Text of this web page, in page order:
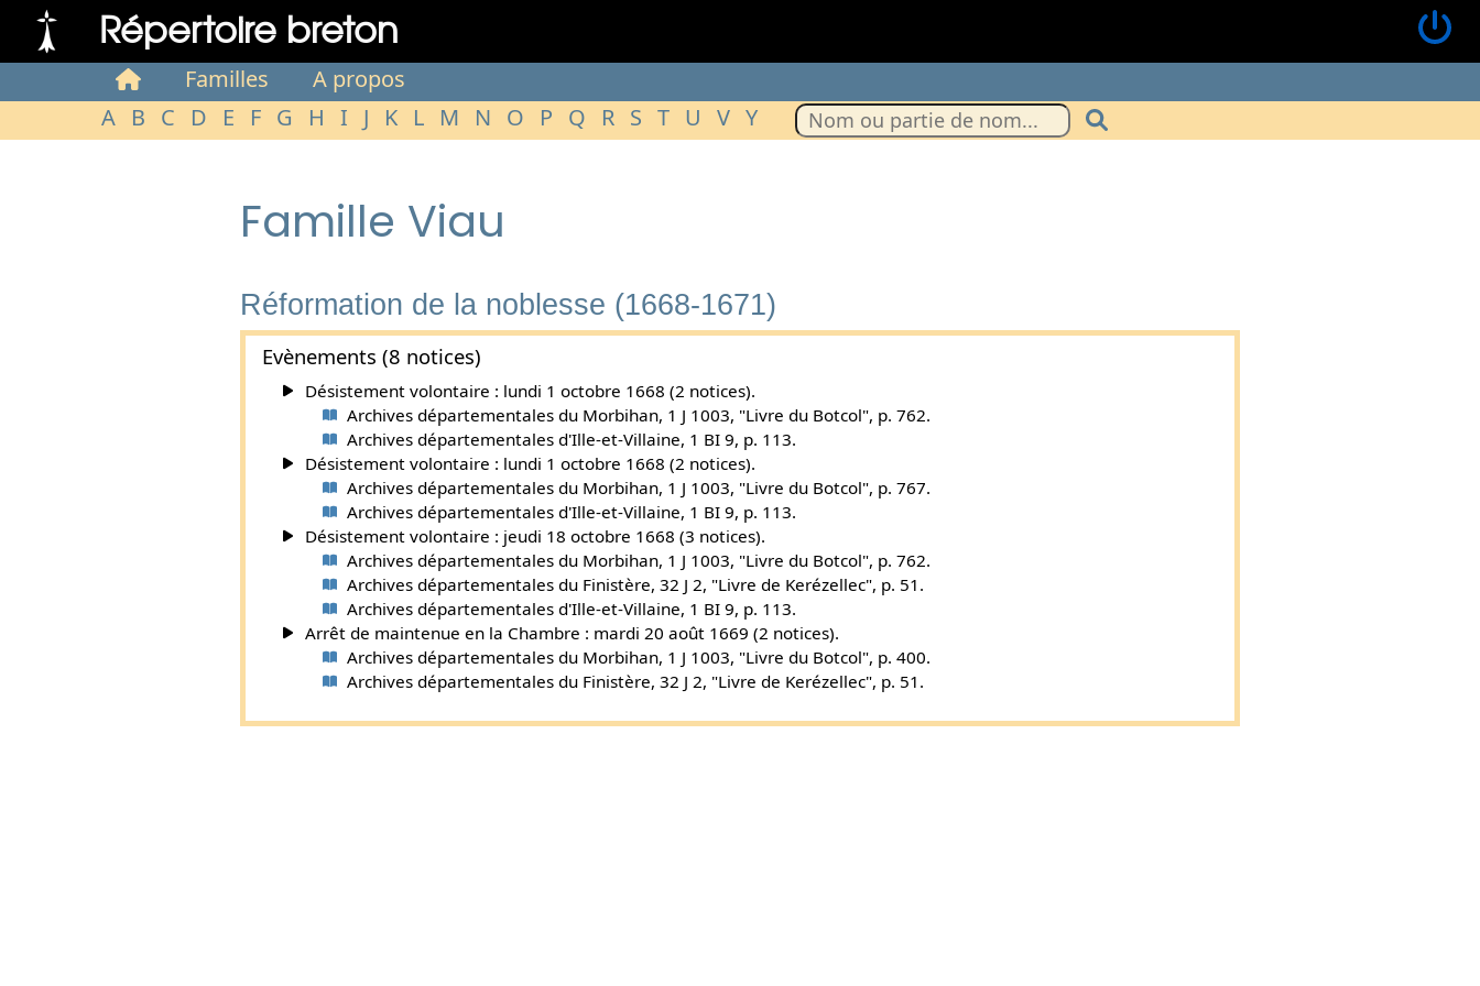
Répertoire breton
Familles
A propos
A B C D E F G H I J K L M N O P Q R S T U V Y
Famille Viau
Réformation de la noblesse (1668-1671)
Evènements (8 notices)
Désistement volontaire : lundi 1 octobre 1668 (2 notices).
Archives départementales du Morbihan, 1 J 1003, "Livre du Botcol", p. 762.
Archives départementales d'Ille-et-Villaine, 1 BI 9, p. 113.
Désistement volontaire : lundi 1 octobre 1668 (2 notices).
Archives départementales du Morbihan, 1 J 1003, "Livre du Botcol", p. 767.
Archives départementales d'Ille-et-Villaine, 1 BI 9, p. 113.
Désistement volontaire : jeudi 18 octobre 1668 (3 notices).
Archives départementales du Morbihan, 1 J 1003, "Livre du Botcol", p. 762.
Archives départementales du Finistère, 32 J 2, "Livre de Kerézellec", p. 51.
Archives départementales d'Ille-et-Villaine, 1 BI 9, p. 113.
Arrêt de maintenue en la Chambre : mardi 20 août 1669 (2 notices).
Archives départementales du Morbihan, 1 J 1003, "Livre du Botcol", p. 400.
Archives départementales du Finistère, 32 J 2, "Livre de Kerézellec", p. 51.